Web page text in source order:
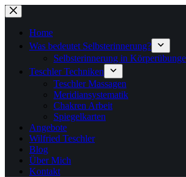
Zum
Inhalt
springenHome
Was bedeutet Selbsterinnerung?
Selbsterinnerung in
Teschler Techniken
Teschler Massagen
Meridiansystematik
Chakren Arbeit
Spiegelkarten
Angebote
Wilfried Teschler
Blog
Über Mich
Kontakt